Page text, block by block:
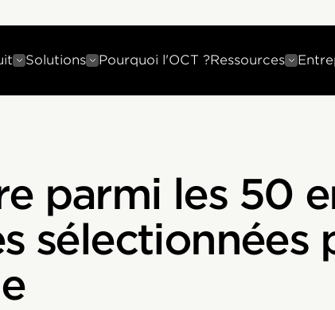
Solutions Pourquoi l'OCT ?Ressources
parmi les 50
sélectionnées